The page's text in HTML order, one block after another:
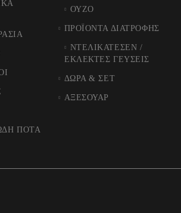
ΠΟΤΑ
ΟΥΖΟ
ΠΡΟΪΟΝΤΑ ΔΙΑΤΡΟΦΗΣ
ΝΤΕΛΙΚΑΤΕΣΕΝ /
ΕΚΛΕΚΤΕΣ ΓΕΥΣΕΙΣ
ΔΩΡΑ & ΣΕΤ
ΑΞΕΣΟΥΑΡ